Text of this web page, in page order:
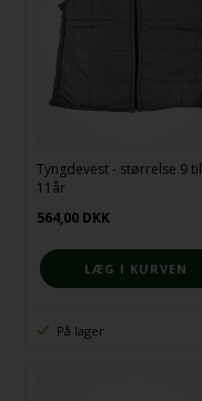
Tyngdevest - størrelse 9 til
11år
564,00 DKK
På lager